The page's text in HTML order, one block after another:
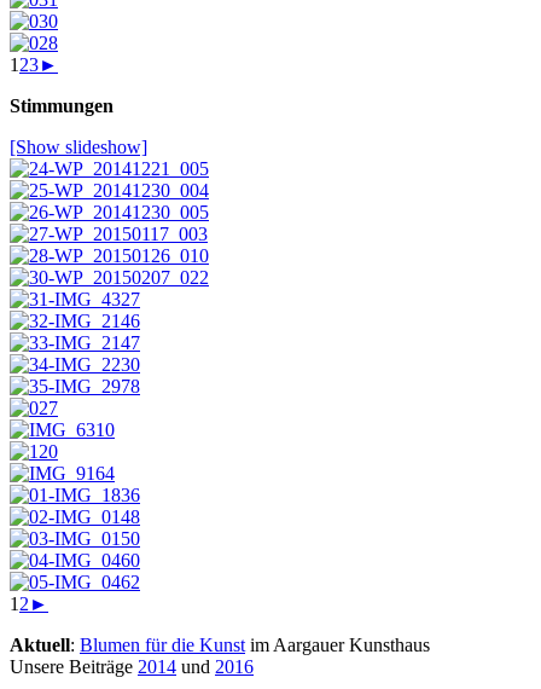
1 23►
Stimmungen
[Show slideshow]
1 2 ►
Aktuell: Blumen für die Kunst im Aargauer Kunsthaus
Unsere Beiträge 2014 und 2016